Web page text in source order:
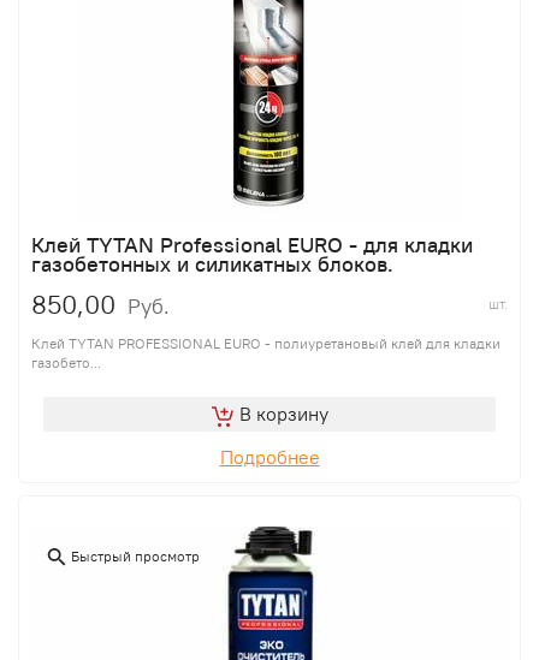
Клей TYTAN Professional EURO - для кладки
газобетонных и силикатных блоков.
850,00 Руб. шт.
Клей TYTAN PROFESSIONAL EURO - полиуретановый клей для кладки
газобето...
В корзину
Подробнее
Быстрый просмотр